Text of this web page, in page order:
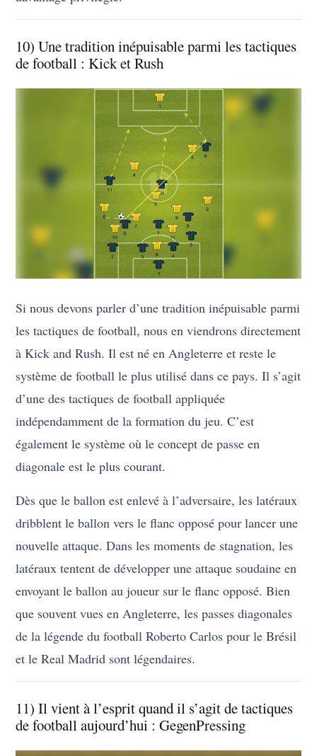
10) Une tradition inépuisable parmi les tactiques
de football : Kick et Rush
Si nous devons parler d’une tradition inépuisable parmi
les tactiques de football, nous en viendrons directement
à Kick and Rush. Il est né en Angleterre et reste le
système de football le plus utilisé dans ce pays. Il s’agit
d’une des tactiques de football appliquée
indépendamment de la formation du jeu. C’est
également le système où le concept de passe en
diagonale est le plus courant.
Dès que le ballon est enlevé à l’adversaire, les latéraux
dribblent le ballon vers le flanc opposé pour lancer une
nouvelle attaque. Dans les moments de stagnation, les
latéraux tentent de développer une attaque soudaine en
envoyant le ballon au joueur sur le flanc opposé. Bien
que souvent vues en Angleterre, les passes diagonales
de la légende du football Roberto Carlos pour le Brésil
et le Real Madrid sont légendaires.
11) Il vient à l’esprit quand il s’agit de tactiques
de football aujourd’hui : GegenPressing